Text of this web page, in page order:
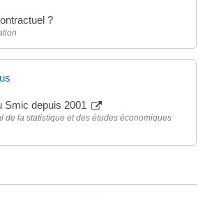
?
Smic depuis 2001
de la statistique et des études économiques